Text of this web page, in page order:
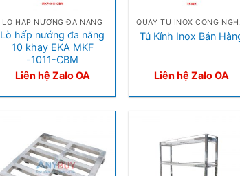
LÒ HẤP NƯỚNG ĐA NĂNG
Lò hấp nướng đa năng
10 khay EKA MKF
-1011-CBM
Liên hệ Zalo OA
Tủ Kính Inox Bán
Liên hệ Zalo OA